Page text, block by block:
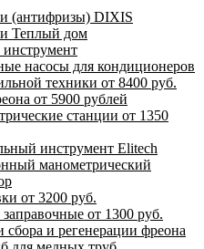
(антифризы) DIXIS
Теплый дом
насосы для кондиционеров
техники от 8400 руб.
от 5900 рублей
станции от 1350
инструмент Elitech
манометрический
от 3200 руб.
от 1300 руб.
сбора и регенерации фреона